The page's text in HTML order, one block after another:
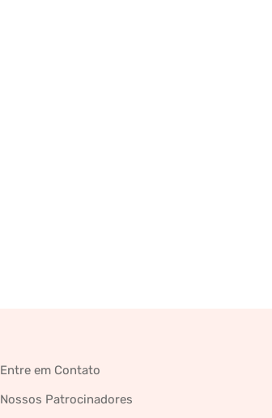
Entre em Contato
Nossos Patrocinadores